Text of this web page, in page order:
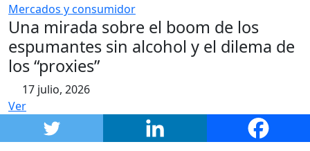
Mercados y consumidor
Una mirada sobre el boom de los
espumantes sin alcohol y el dilema de
los “proxies”
17 julio, 2026
Ver